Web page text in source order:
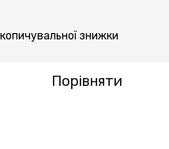
знижки
Порівняти